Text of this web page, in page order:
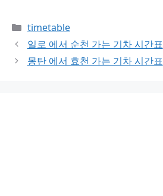
Categories
timetable
일로 에서 순천 가는 기차 시간표
몽탄 에서 효천 가는 기차 시간표